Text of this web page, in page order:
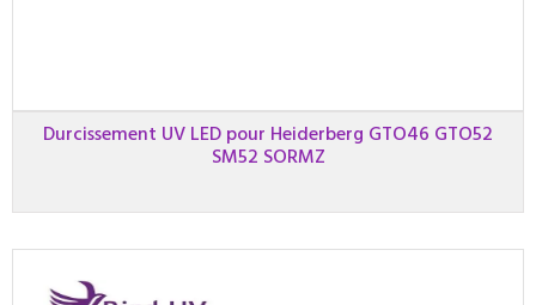
Durcissement UV LED pour Heiderberg GTO46 GTO52
SM52 SORMZ